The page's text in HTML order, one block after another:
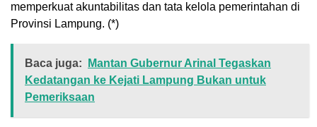
memperkuat akuntabilitas dan tata kelola pemerintahan di
Provinsi Lampung. (*)
Baca juga:
Mantan Gubernur Arinal Tegaskan
Kedatangan ke Kejati Lampung Bukan untuk
Pemeriksaan